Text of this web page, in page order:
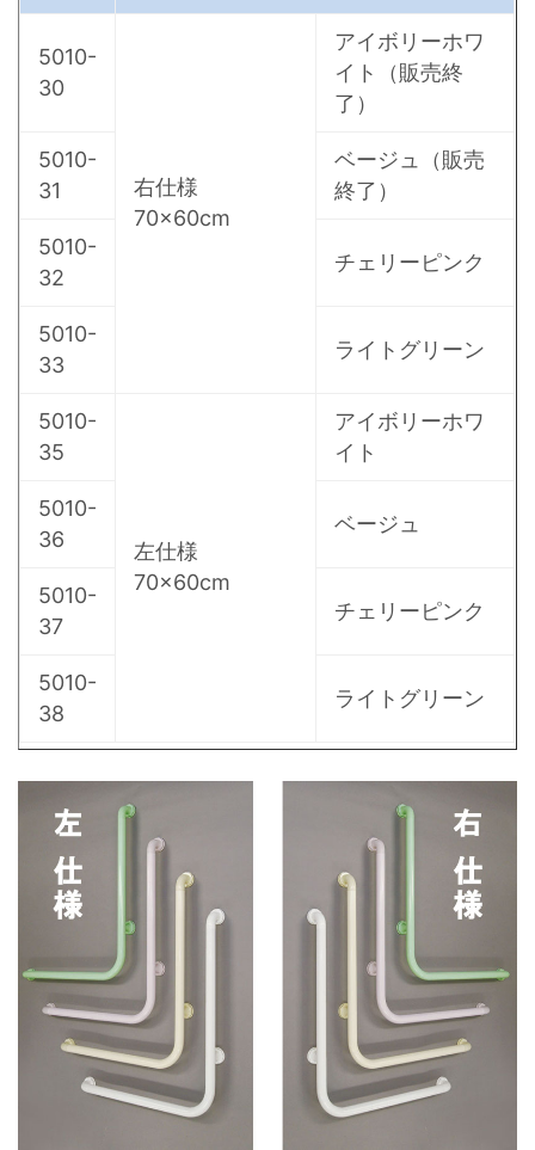
5010-
30
右仕様
70×60cm
アイボリーホワ
イト（販売終
了）
5010-
31
ベージュ（販売
終了）
5010-
32
チェリーピンク
5010-
33
ライトグリーン
5010-
35
左仕様
70×60cm
アイボリーホワ
イト
5010-
36
ベージュ
5010-
37
チェリーピンク
5010-
38
ライトグリーン